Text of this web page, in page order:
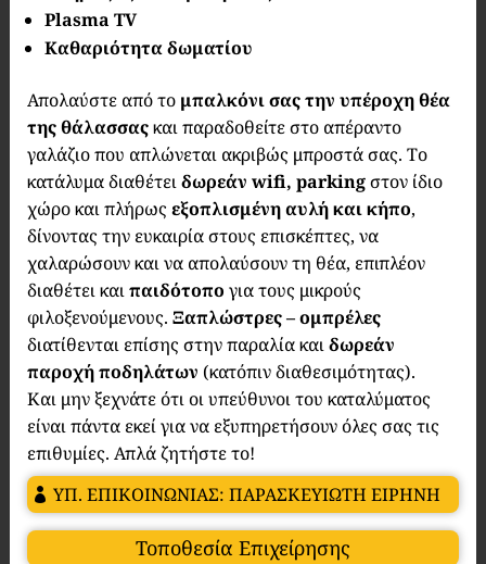
Plasma TV
Καθαριότητα δωματίου
Απολαύστε από το μπαλκόνι σας την υπέροχη θέα
της θάλασσαςκαι παραδοθείτε στο απέραντο
γαλάζιο που απλώνεται ακριβώς μπροστά σας. Το
κατάλυμα διαθέτειδωρεάν wifi, parkingστον ίδιο
χώρο και πλήρως εξοπλισμένη αυλή και κήπο,
δίνοντας την ευκαιρία στους επισκέπτες, να
χαλαρώσουν και να απολαύσουν τη θέα, επιπλέον
διαθέτει καιπαιδότοπο για τους μικρούς
φιλοξενούμενους. Ξαπλώστρες – ομπρέλες
διατίθενται επίσης στην παραλία καιδωρεάν
παροχή ποδηλάτων (κατόπιν διαθεσιμότητας).
Και μην ξεχνάτε ότι οι υπεύθυνοι του καταλύματος
είναι πάντα εκεί για να εξυπηρετήσουν όλες σας τις
επιθυμίες. Απλά ζητήστε το!
ΥΠ. ΕΠΙΚΟΙΝΩΝΙΑΣ: ΠΑΡΑΣΚΕΥΙΩΤΗ ΕΙΡΗΝΗ
Τοποθεσία Επιχείρησης